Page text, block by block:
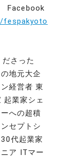
Facebook
fespakyoto
さった
地元大企
経営者 東
起業家シェ
への超積
セプトシ
代起業家
ア ITマー